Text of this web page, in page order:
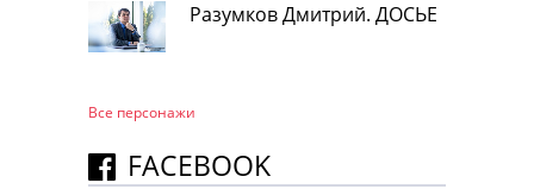
Разумков Дмитрий. ДОСЬЕ
Все персонажи
FACEBOOK